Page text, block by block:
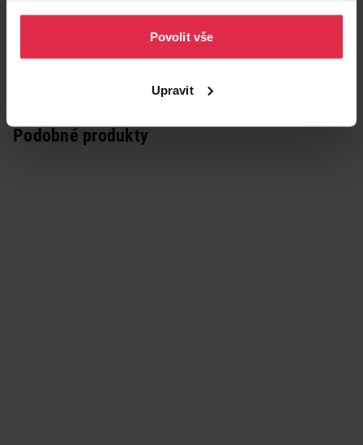
osobních údajů.
Povolit vše
Upravit
Podobné produkty